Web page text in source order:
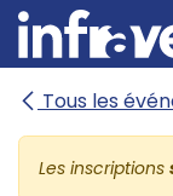
Se rendre
Tous les
Les inscriptions